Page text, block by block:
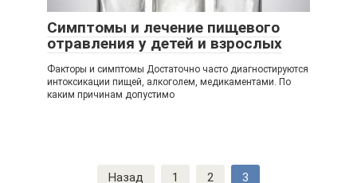
Симптомы и лечение пищевого
отравления у детей и взрослых
Факторы и симптомы Достаточно часто диагностируются
интоксикации пищей, алкоголем, медикаментами. По
каким причинам допустимо
Назад 1 2 3